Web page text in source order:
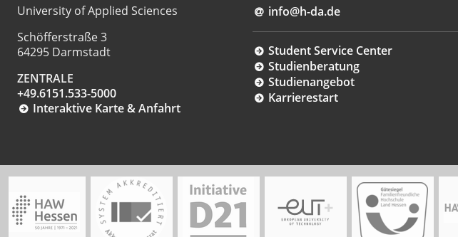
University of Applied Sciences
Schöfferstraße 3
64295 Darmstadt
ZENTRALE
+49.6151.533-5000
Interaktive Karte & Anfahrt
info@h-da.de
Student Service Center
Studienberatung
Studienangebot
Karrierestart